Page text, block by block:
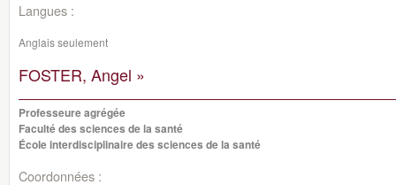
Langues :
Anglais seulement
FOSTER, Angel »
Professeure agrégée
Faculté des sciences de la santé
École interdisciplinaire des sciences de la santé
Coordonnées :